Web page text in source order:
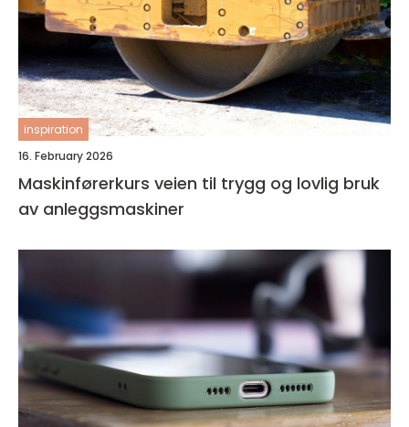
inspiration
16. February 2026
Maskinførerkurs veien til trygg og lovlig bruk
av anleggsmaskiner